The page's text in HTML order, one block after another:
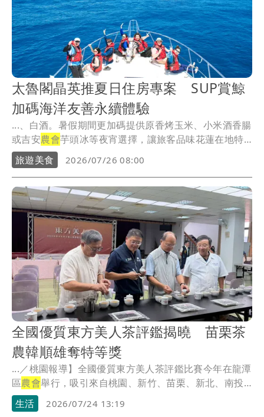
太魯閣晶英推夏日住房專案 SUP賞鯨
加碼海洋友善永續體驗
...、白酒。暑假期間更加碼提供原香烤玉米、小米酒香腸
或吉安農會芋頭冰等夜宵選擇，讓旅客品味花蓮在地特
色。
旅遊美食 2026/07/26 08:00
全國優質東方美人茶評鑑揭曉 苗栗茶
農韓順雄奪特等獎
...／桃園報導】全國優質東方美人茶評鑑比賽今年在龍潭
區農會舉行，吸引來自桃園、新竹、苗栗、新北、南投
及台...
生活 2026/07/24 13:19